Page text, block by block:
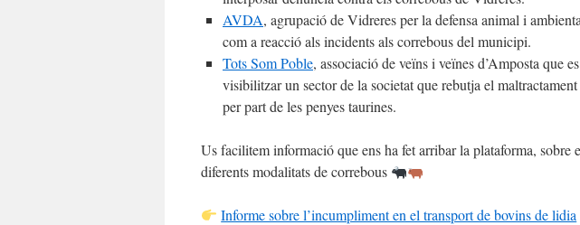
AVDA, agrupació de Vidreres per la defensa animal i
com a reacció als incidents als correbous del municipi.
Tots Som Poble, associació de veïns i veïnes d’Amposta que
visibilitzar un sector de la societat que rebutja el
per part de les penyes taurines.
Us facilitem informació que ens ha fet arribar la plataforma, sobre
diferents modalitats de correbous
Informe sobre l’incumpliment en el transport de bovins de lidia